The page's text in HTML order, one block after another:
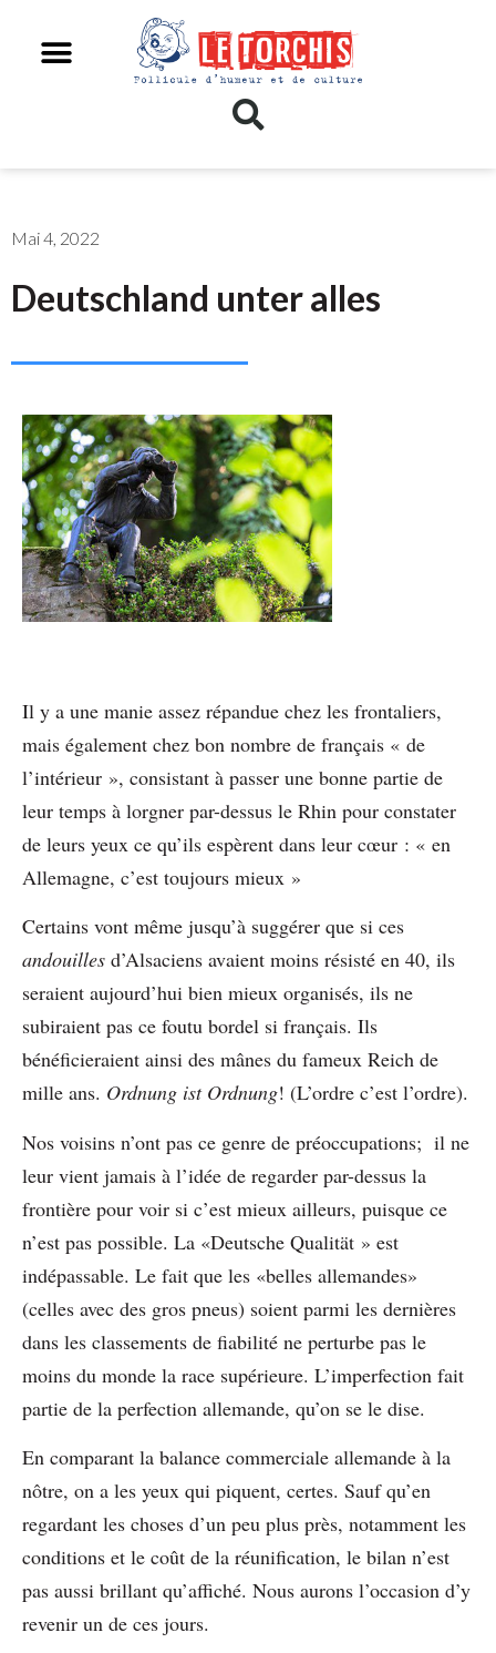
Mai 4, 2022
Deutschland unter alles
Il y a une manie assez répandue chez les frontaliers,
mais également chez bon nombre de français « de
l’intérieur », consistant à passer une bonne partie de
leur temps à lorgner par-dessus le Rhin pour constater
de leurs yeux ce qu’ils espèrent dans leur cœur : « en
Allemagne, c’est toujours mieux »
Certains vont même jusqu’à suggérer que si ces
andouilles d’Alsaciens avaient moins résisté en 40, ils
seraient aujourd’hui bien mieux organisés, ils ne
subiraient pas ce foutu bordel si français. Ils
bénéficieraient ainsi des mânes du fameux Reich de
mille ans. Ordnung ist Ordnung! (L’ordre c’est l’ordre).
Nos voisins n’ont pas ce genre de préoccupations; il ne
leur vient jamais à l’idée de regarder par-dessus la
frontière pour voir si c’est mieux ailleurs, puisque ce
n’est pas possible. La «Deutsche Qualität » est
indépassable. Le fait que les «belles allemandes»
(celles avec des gros pneus) soient parmi les dernières
dans les classements de fiabilité ne perturbe pas le
moins du monde la race supérieure. L’imperfection fait
partie de la perfection allemande, qu’on se le dise.
En comparant la balance commerciale allemande à la
nôtre, on a les yeux qui piquent, certes. Sauf qu’en
regardant les choses d’un peu plus près, notamment les
conditions et le coût de la réunification, le bilan n’est
pas aussi brillant qu’affiché. Nous aurons l’occasion d’y
revenir un de ces jours.